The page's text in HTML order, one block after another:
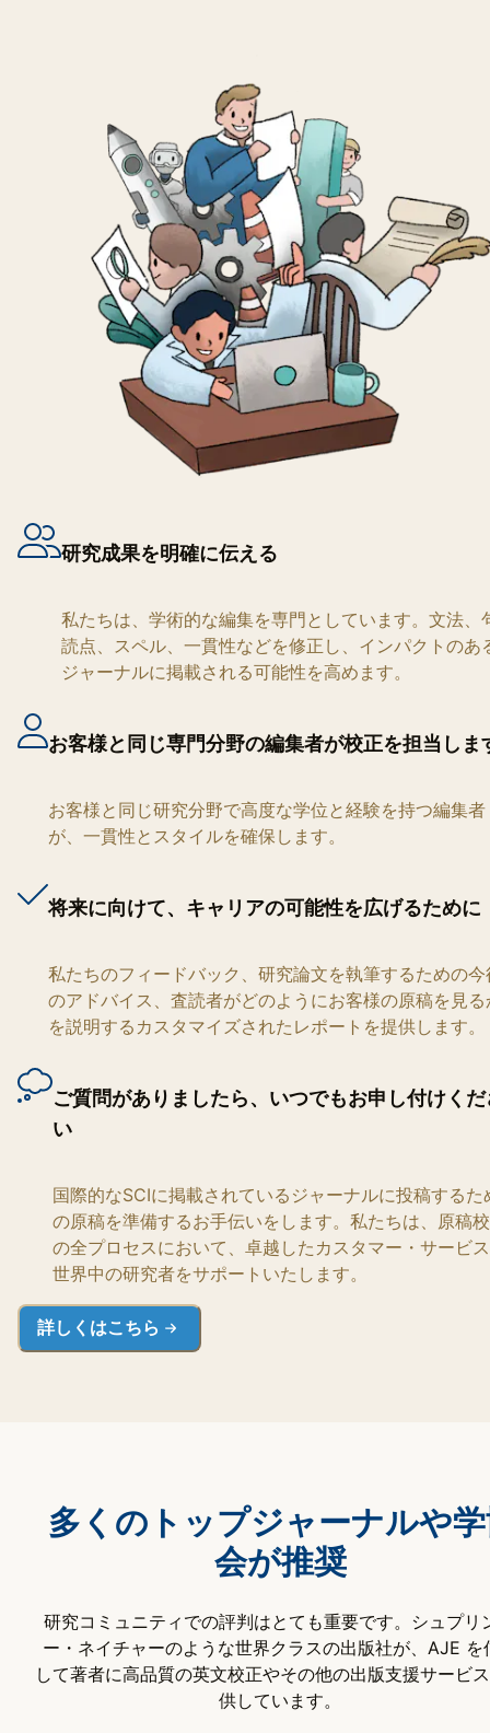
研究成果を明確に伝える
私たちは、学術的な編集を専門としています。文法、
読点、スペル、一貫性などを修正し、インパクトのあ
ジャーナルに掲載される可能性を高めます。
お客様と同じ専門分野の編集者が校正を担当しま
お客様と同じ研究分野で高度な学位と経験を持つ編集者
が、一貫性とスタイルを確保します。
将来に向けて、キャリアの可能性を広げるために
私たちのフィードバック、研究論文を執筆するための今
のアドバイス、査読者がどのようにお客様の原稿を見る
を説明するカスタマイズされたレポートを提供します。
ご質問がありましたら、いつでもお申し付けくだ
い
国際的なSCIに掲載されているジャーナルに投稿するた
の原稿を準備するお手伝いをします。私たちは、原稿
の全プロセスにおいて、卓越したカスタマー・サービ
世界中の研究者をサポートいたします。
詳しくはこちら
多くのトップジャーナルや
会が推奨
研究コミュニティでの評判はとても重要です。シュプリ
ー・ネイチャーのような世界クラスの出版社が、AJE を
して著者に高品質の英文校正やその他の出版支援サービ
供しています。